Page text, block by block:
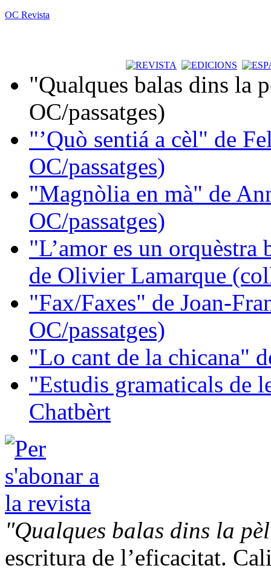
OC Revista
"Qualques balas dins la
OC/passatges)
"’Quò sentiá a cèl" de
OC/passatges)
"Magnòlia en mà" de
OC/passatges)
"L’amor es un orquèstra
de Olivier Lamarque
"Fax/Faxes" de Joan-
OC/passatges)
"Lo cant de la chicana"
"Estudis gramaticals de
Chatbèrt
"Qualques balas dins la pèl
escritura de l’eficacitat.